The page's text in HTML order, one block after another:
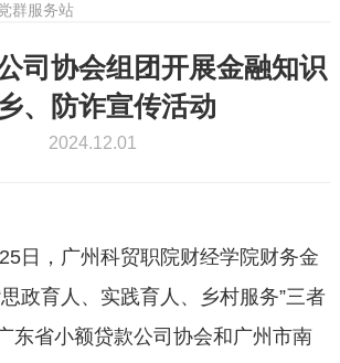
群服务站
司协会组团开展金融知识
、防诈宣传活动
2024.12.01
日，广州科贸职院财经学院财务金
政育人、实践育人、乡村服务”三者
东省小额贷款公司协会和广州市南